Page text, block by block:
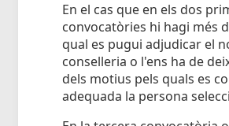
En el cas que en els dos
convocatòries hi hagi més
qual es pugui adjudicar el
conselleria o l'ens ha de
dels motius pels quals es
adequada la persona